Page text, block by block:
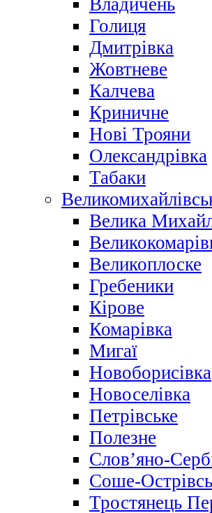
Владичень
Голиця
Дмитрівка
Жовтневе
Калчева
Криничне
Нові Трояни
Олександрівка
Табаки
Велика
Великоплоске
Гребеники
Кірове
Комарівка
Мигаї
Новоборисівка
Новоселівка
Петрівське
Полезне
Слов’яно-
Соше-
Тростянець